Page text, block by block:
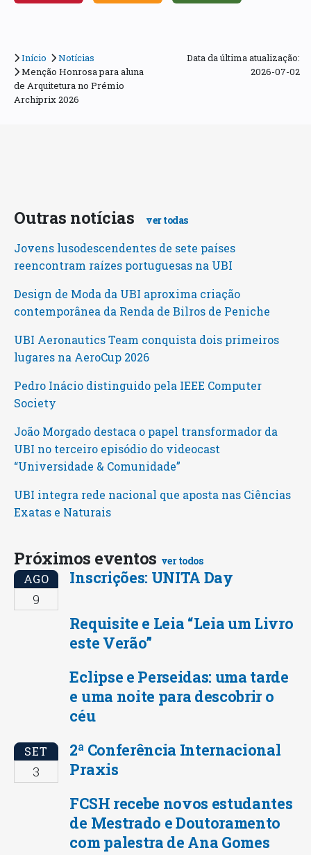
Início
Notícias
Menção Honrosa para aluna
de Arquitetura no Prémio
Archiprix 2026
Data da última atualização:
2026-07-02
Outras notícias ver todas
Jovens lusodescendentes de sete países
reencontram raízes portuguesas na UBI
Design de Moda da UBI aproxima criação
contemporânea da Renda de Bilros de Peniche
UBI Aeronautics Team conquista dois primeiros
lugares na AeroCup 2026
Pedro Inácio distinguido pela IEEE Computer
Society
João Morgado destaca o papel transformador da
UBI no terceiro episódio do videocast
“Universidade & Comunidade”
UBI integra rede nacional que aposta nas Ciências
Exatas e Naturais
Próximos eventos ver todos
AGO
9
Inscrições: UNITA Day
Requisite e Leia “Leia um Livro
este Verão”
Eclipse e Perseidas: uma tarde
e uma noite para descobrir o
céu
SET
3
2ª Conferência Internacional
Praxis
FCSH recebe novos estudantes
de Mestrado e Doutoramento
com palestra de Ana Gomes